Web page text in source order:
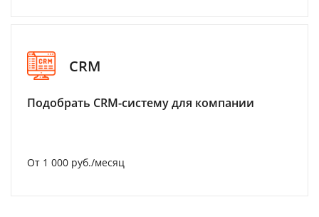
CRM
Подобрать CRM-систему для компании
От 1 000 руб./месяц